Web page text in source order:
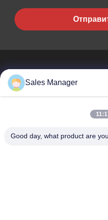
Вы не только покупаете
Быстрые Ссылки
Sales Manager
Good day, what product are